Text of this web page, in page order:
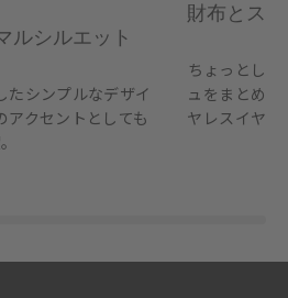
ルシルエット
たシンプルなデザイ
アクセントとしても
財布とス
ちょっとし
ュをまとめ
ヤレスイヤホ